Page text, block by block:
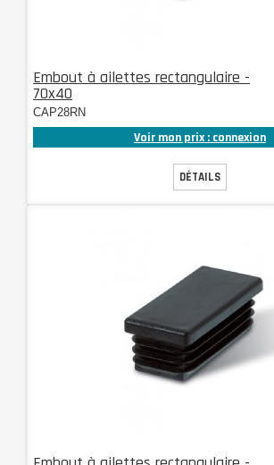
Embout à ailettes rectangulaire -
70x40
CAP28RN
Voir mon prix : connexion
DÉTAILS